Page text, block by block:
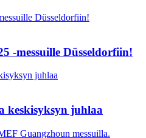
-messuille Düsseldorfiin!
keskisyksyn juhlaa